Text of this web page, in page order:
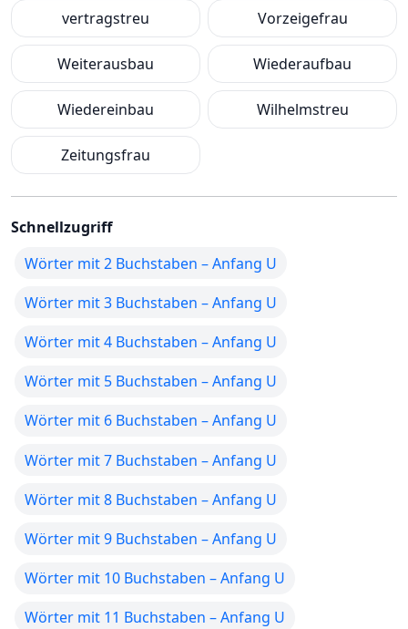
vertragstreu Vorzeigefrau
Weiterausbau Wiederaufbau
Wiedereinbau Wilhelmstreu
Zeitungsfrau
Schnellzugriff
Wörter mit 2 Buchstaben – Anfang U
Wörter mit 3 Buchstaben – Anfang U
Wörter mit 4 Buchstaben – Anfang U
Wörter mit 5 Buchstaben – Anfang U
Wörter mit 6 Buchstaben – Anfang U
Wörter mit 7 Buchstaben – Anfang U
Wörter mit 8 Buchstaben – Anfang U
Wörter mit 9 Buchstaben – Anfang U
Wörter mit 10 Buchstaben – Anfang U
Wörter mit 11 Buchstaben – Anfang U